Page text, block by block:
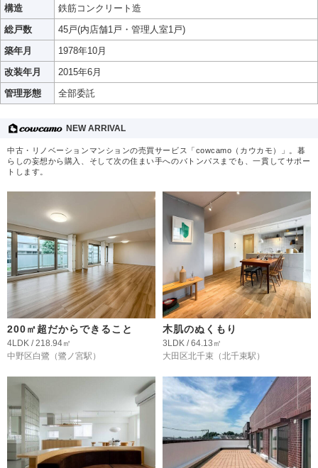
構造
鉄筋コンクリート造
総戸数
45戸(内店舗1戸・管理人室1戸)
築年月
1978年10月
改装年月
2015年6月
管理形態
全部委託
NEW ARRIVAL
中古・リノベーションマンションの売買サービス「cowcamo（カウカモ）」。暮
らしの妄想から購入、そして次の住まい手へのバトンパスまでも、一貫してサポー
トします。
200㎡超だからできること
4LDK / 218.94㎡
中野区白鷺 （鷺ノ宮駅）
木肌のぬくもり
3LDK / 64.13㎡
大田区北千束 （北千束駅）